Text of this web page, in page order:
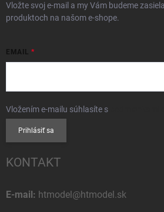
Vložte svoj e-mail a my Vám budeme
produktoch na našom e-shope.
EMAIL
Vložením e-mailu súhlasíte s
Prihlásiť sa
KONTAKT
E-mail: htmodel@htmodel.sk